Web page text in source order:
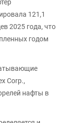
121,1
2025 года, что
годом
Corp.,
нафты в